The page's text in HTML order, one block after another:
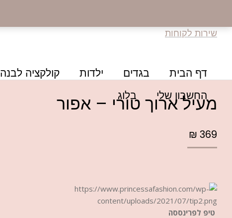
שירות לקוחות
דף הבית בגדים ילדות קולקציה לבנה
החשבון שלי
בלוג
מעיל ארוך טורי – אפור
₪ 369
טיפ לפרינססה